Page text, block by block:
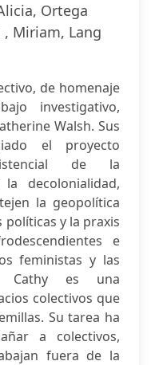
Ortega
, Miriam, Lang
de homenaje
investigativo,
Walsh. Sus
el proyecto
de la
decolonialidad,
la geopolítica
políticas y la praxis
e
feministas y las
Cathy es una
colectivos que
Su tarea ha
a colectivos,
fuera de la